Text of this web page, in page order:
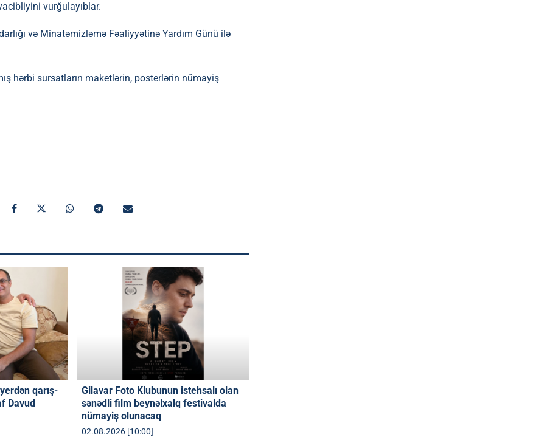
vurğulayıblar.
və Minatəmizləmə Fəaliyyətinə Yardım Günü ilə
hərbi sursatların maketlərin, posterlərin nümayiş
qarış-
Davud
Gilavar Foto Klubunun istehsalı olan
sənədli film beynəlxalq festivalda
nümayiş olunacaq
02.08.2026 [10:00]